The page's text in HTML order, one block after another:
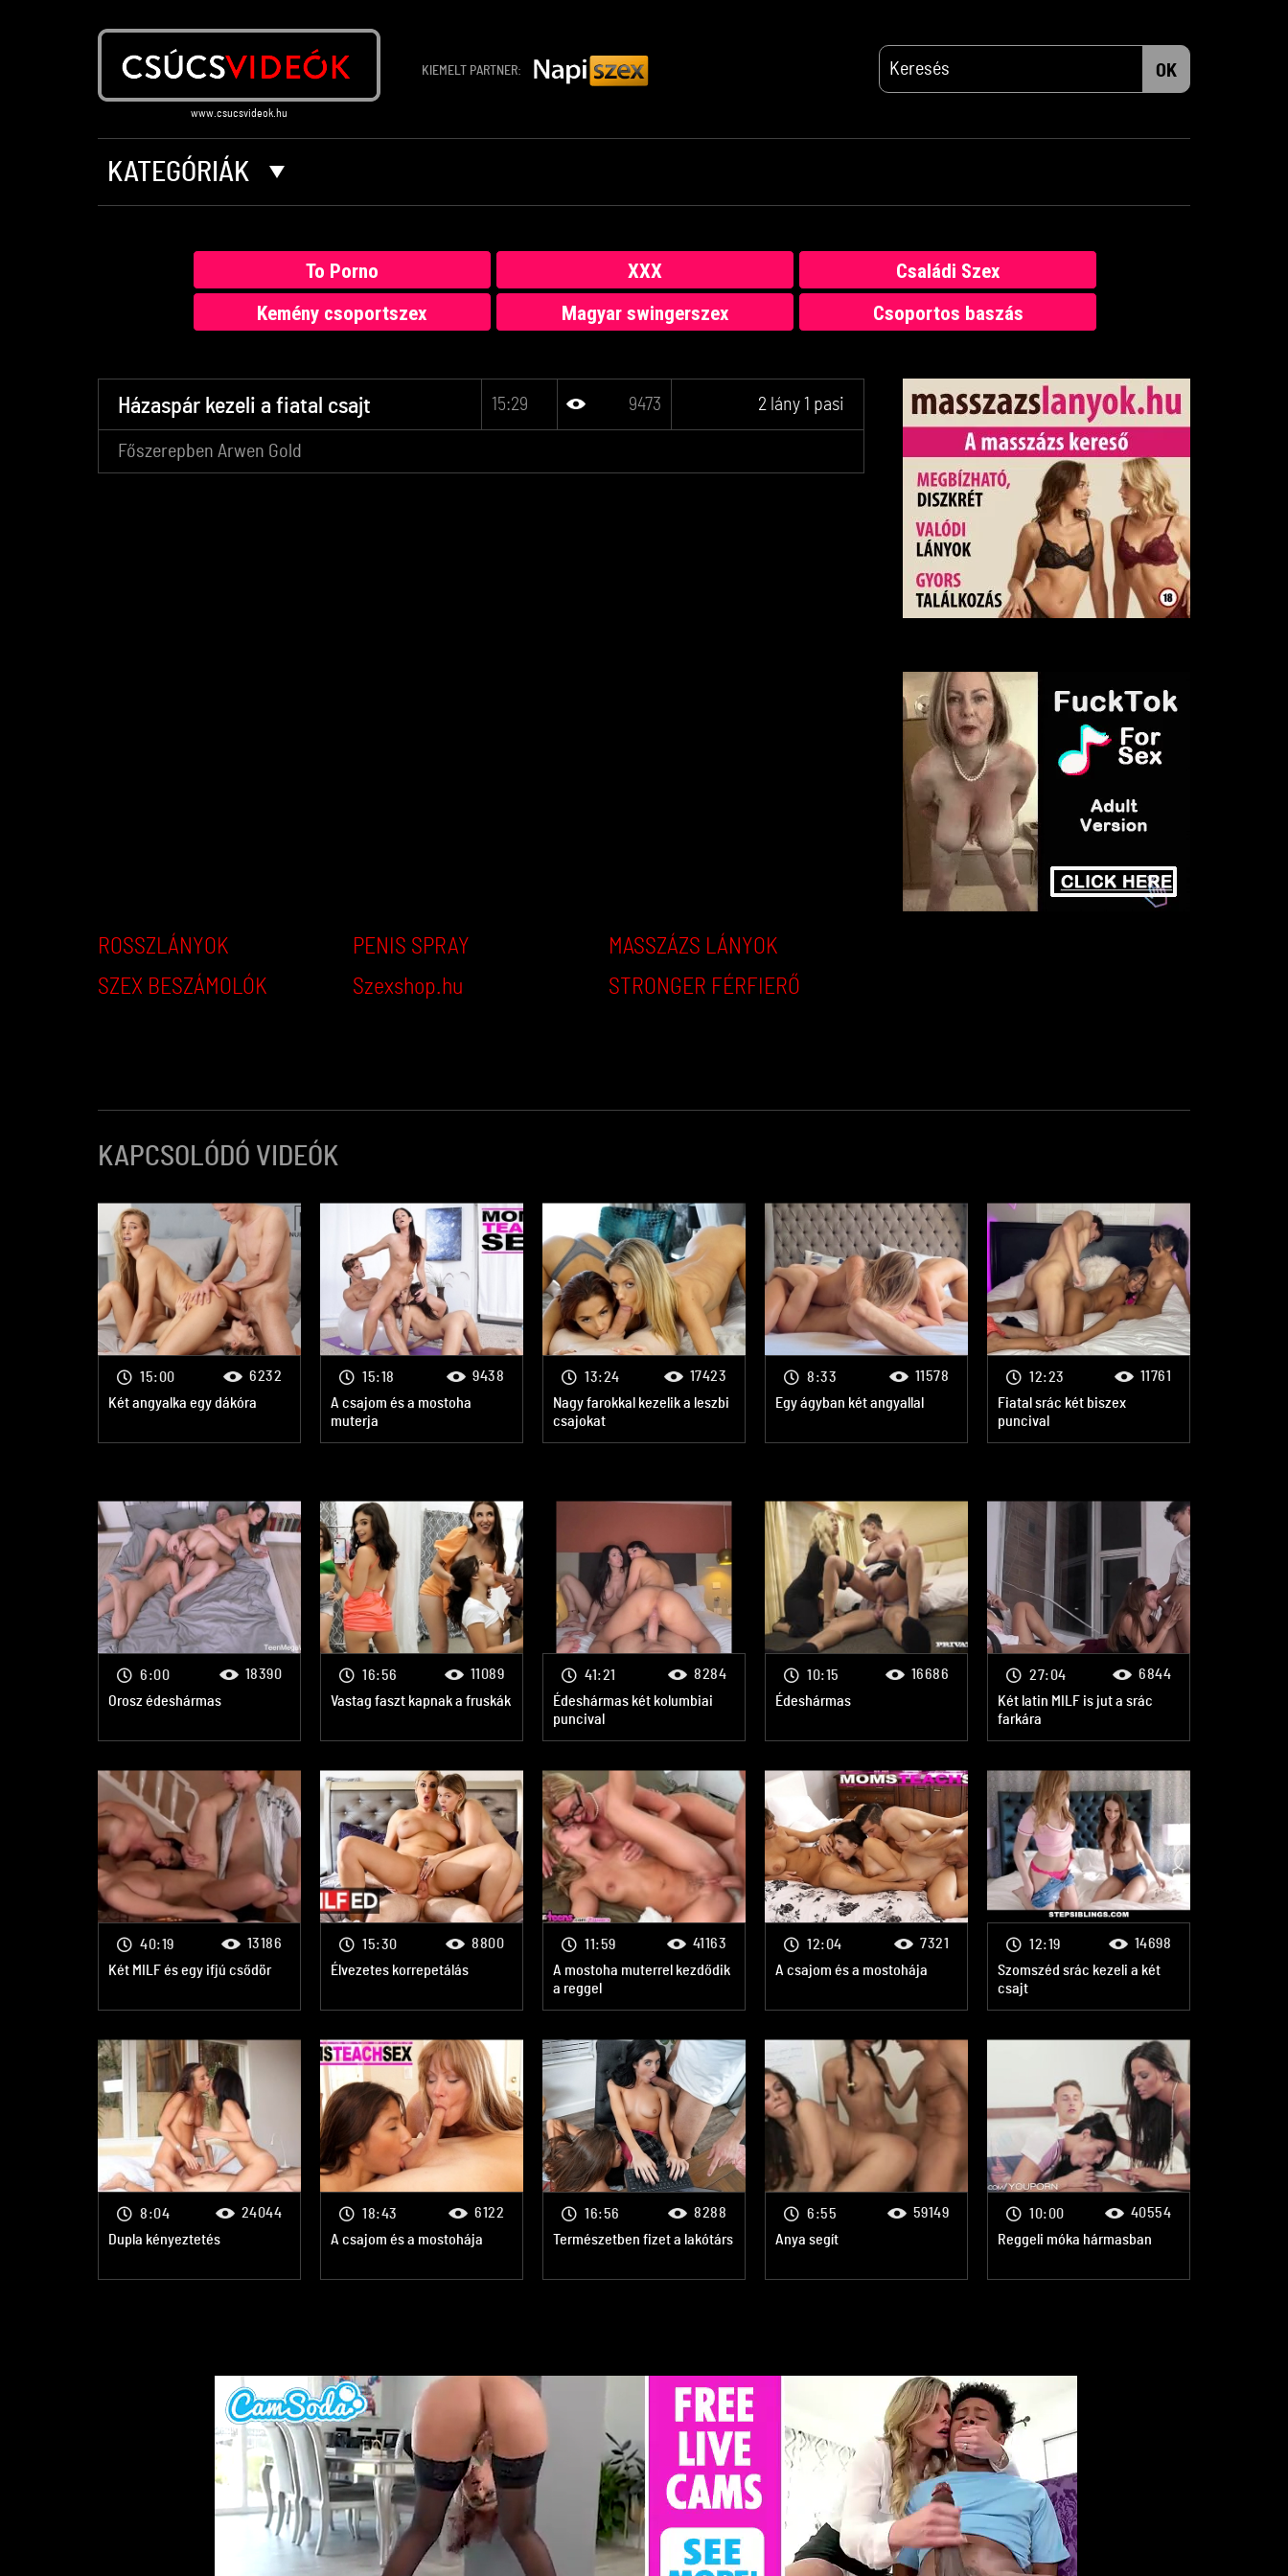
KIEMELT PARTNER:
KATEGÓRIÁK
OK
To Porno XXX
Családi Szex
Kemény csoportszex
Magyar swingerszex Csoportos baszás
Házaspár kezeli a fiatal csajt 15:29 9473 2 lány 1 pasi
Főszerepben Arwen Gold
ROSSZLÁNYOK PENIS SPRAY
MASSZÁZS LÁNYOK
SZEX BESZÁMOLÓK
Szexshop.hu STRONGER FÉRFIERŐ
KAPCSOLÓDÓ VIDEÓK
Két angyalka egy dákóra
15:00
6232
A csajom és a mostoha
muterja
15:18
9438
Nagy farokkal kezelik a leszbi
csajokat
13:24
17423
Egy ágyban két angyallal
8:33
11578
Fiatal srác két biszex
puncival
12:23 11761
Orosz édeshármas
6:00
18390
Vastag faszt kapnak a fruskák
16:56
11089
Édeshármas két kolumbiai
puncival
41:21
8284
Édeshármas
10:15
16686
Két latin MILF is jut a srác
farkára
27:04 6844
Két MILF és egy ifjú csődör
40:19
13186
Élvezetes korrepetálás
15:30
8800
A mostoha muterrel kezdődik
a reggel
11:59
41163
A csajom és a mostohája
12:04
7321
Szomszéd srác kezeli a két
csajt
12:19 14698
Dupla kényeztetés
8:04
24044
A csajom és a mostohája
18:43
6122
Természetben fizet a lakótárs
16:56
8288
Anya segít
6:55
59149
Reggeli móka hármasban
10:00 40554